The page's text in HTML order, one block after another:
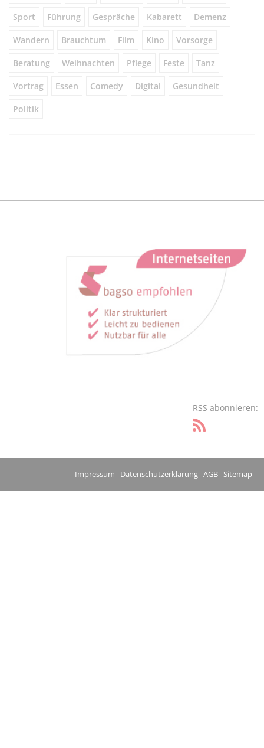
Sport Führung Gespräche Kabarett Demenz
Wandern Brauchtum Film Kino Vorsorge
Beratung Weihnachten Pflege Feste Tanz
Vortrag Essen Comedy Digital Gesundheit
Politik
RSS abonnieren:
Impressum Datenschutzerklärung AGB Sitemap